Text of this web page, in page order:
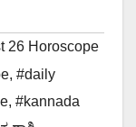
26 Horoscope
, #daily
, #kannada